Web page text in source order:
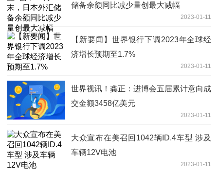
储备余额同比减少量创最大减幅
2023-01-11
【新要闻】世界银行下调2023年全球经
济增长预期至1.7%
2023-01-11
世界视讯！龚正：进博会五届累计意向成
交金额3458亿美元
2023-01-11
大众宣布在美召回1042辆ID.4车型 涉及
车辆12V电池
2023-01-11